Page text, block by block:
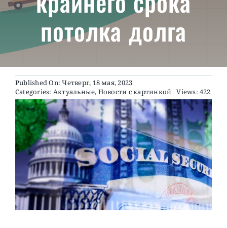
О ПРОЕКТЕ
потолка долга
Published On: Четверг, 18 мая, 2023
Categories: Актуальные, Новости с картинкой Views: 422